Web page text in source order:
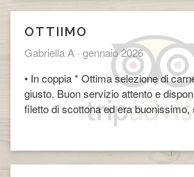
OTTIIMO
Gabriella A · gennaio 2026
• In coppia * Ottima selezione di
giusto. Buon servizio attento e
filetto di scottona ed era buonissimo,